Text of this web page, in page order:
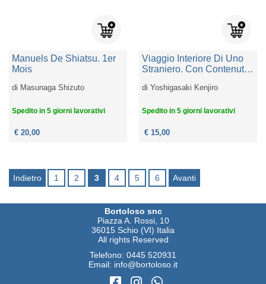
Manuels De Shiatsu. 1er
Mois
di Masunaga Shizuto
Spedito in 5 giorni lavorativi
€ 20,00
Viaggio Interiore Di Uno
Straniero. Con Contenuto
Online
diYoshigasaki Kenjiro
Spedito in 5 giorni lavorativi
€ 15,00
Indietro 1 2 3 4 5 6 Avanti
Bortoloso snc
Piazza A. Rossi, 10
36015 Schio (VI) Italia
All rights Reserved
Telefono: 0445 520931
Email: info@bortoloso.it